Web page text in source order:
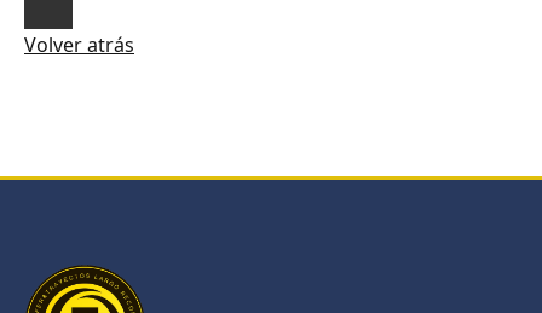
Volver atrás